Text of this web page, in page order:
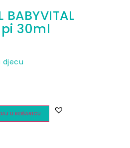
BABYVITAL
30ml
djecu
U KOŠARICU